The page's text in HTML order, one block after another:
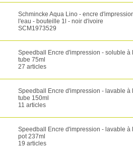
Schmincke Aqua Lino - encre
l'eau - bouteille 1l - noir d'ivoire
SCM1973529
Speedball Encre d'impression - soluble à
tube 75ml
27 articles
Speedball Encre d'impression - lavable à
tube 150ml
11 articles
Speedball Encre d'impression - lavable à
pot 237ml
19 articles